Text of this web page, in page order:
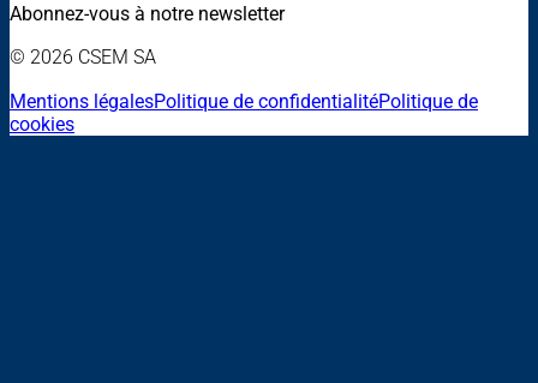
Abonnez-vous à notre newsletter
© 2026 CSEM SA
Mentions légalesPolitique de confidentialitéPolitique de
cookies